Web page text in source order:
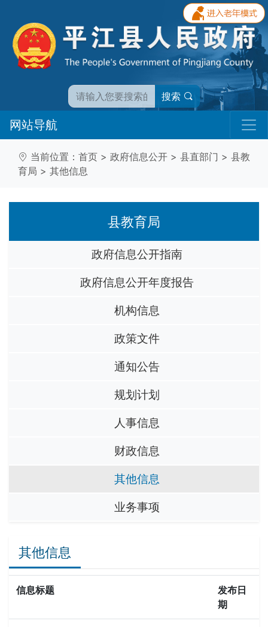
搜索
网站导航
当前位置： 首页 > 政府信息公开 > 县直部门 > 县教
育局 > 其他信息
县教育局
政府信息公开指南
政府信息公开年度报告
机构信息
政策文件
通知公告
规划计划
人事信息
财政信息
其他信息
业务事项
其他信息
信息标题
发布日
期